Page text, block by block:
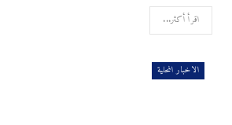
اقرأ أكثر...
الاخبار المحلية